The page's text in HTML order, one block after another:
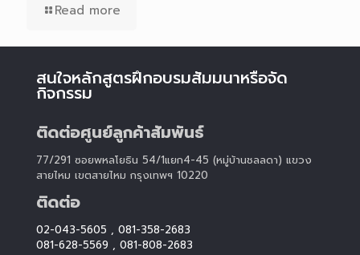
Read more
สนใจหลักสูตรฝึกอบรมสัมมนาหรือจัด
กิจกรรม
ติดต่อศูนย์ลูกค้าสัมพันธ์
77/291 ซอยพหลโยธิน 54/1แยก4-45 (หมู่บ้านชลลดา) แขวง
สายไหม เขตสายไหม กรุงเทพฯ 10220
ติดต่อ
02-043-5605 , 081-358-2683
081-628-5569 , 081-808-2683